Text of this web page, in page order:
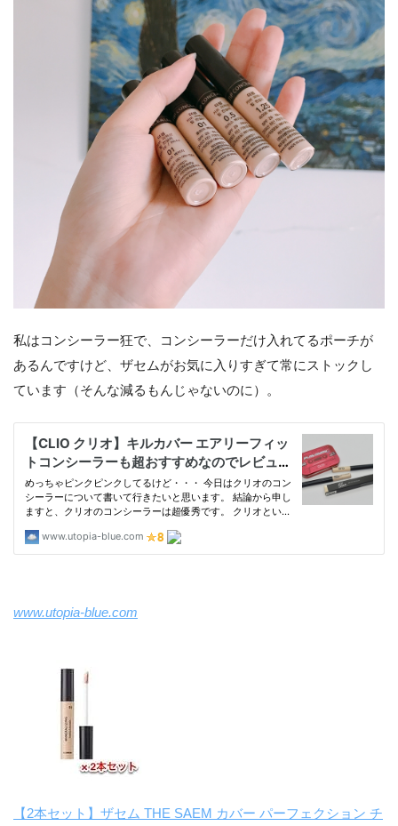
私はコンシーラー狂で、コンシーラーだけ入れてるポーチが
あるんですけど、ザセムがお気に入りすぎて常にストックし
ています（そんな減るもんじゃないのに）。
www.utopia-blue.com
【2本セット】ザセム THE SAEM カバー パーフェクション チ